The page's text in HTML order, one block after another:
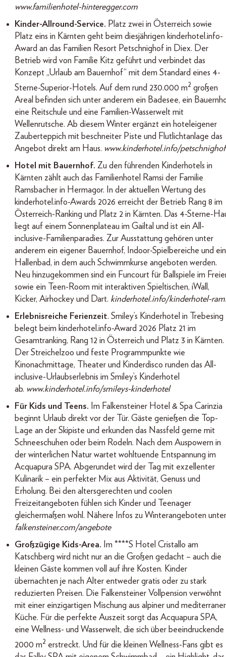
www.familienhotel-hinteregger.com
Kinder-Allround-Service. Platz zwei in Österreich sowie
Platz eins in Kärnten geht beim diesjährigen kinderhotel.info-
Award an das Familien Resort Petschnighof in Diex. Der
Betrieb wird von Familie Kitz geführt und verbindet das
Konzept „Urlaub am Bauernhof“ mit dem Standard eines 4-
Sterne-Superior-Hotels. Auf dem rund 230.000 m2 großen
Areal befinden sich unter anderem ein Badesee, ein
eine Reitschule und eine Familien-Wasserwelt mit
Wellenrutsche. Ab diesem Winter ergänzt ein hoteleigener
Zauberteppich mit beschneiter Piste und Flutlichtanlage das
Angebot direkt am Haus. www.kinderhotel.info/petschnighof
Hotel mit Bauernhof. Zu den führenden Kinderhotels in
Kärnten zählt auch das Familienhotel Ramsi der Familie
Ramsbacher in Hermagor. In der aktuellen Wertung des
kinderhotel.info-Awards 2026 erreicht der Betrieb Rang 8 im
Österreich-Ranking und Platz 2 in Kärnten. Das 4-Sterne-
liegt auf einem Sonnenplateau im Gailtal und ist ein All-
inclusive-Familienparadies. Zur Ausstattung gehören unter
anderem ein eigener Bauernhof, Indoor-Spielbereiche und ein
Hallenbad, in dem auch Schwimmkurse angeboten werden.
Neu hinzugekommen sind ein Funcourt für Ballspiele im
sowie ein Teen-Room mit interaktiven Spieltischen, iWall,
Kicker, Airhockey und Dart. kinderhotel.info/kinderhotel-
Erlebnisreiche Ferienzeit. Smiley’s Kinderhotel in Trebesing
belegt beim kinderhotel.info-Award 2026 Platz 21 im
Gesamtranking, Rang 12 in Österreich und Platz 3 in Kärnten.
Der Streichelzoo und feste Programmpunkte wie
Kinonachmittage, Theater und Kinderdisco runden das All-
inclusive-Urlaubserlebnis im Smiley’s Kinderhotel
ab. www.kinderhotel.info/smileys-kinderhotel
Für Kids und Teens. Im Falkensteiner Hotel & Spa Carinzia
beginnt Urlaub direkt vor der Tür. Gäste genießen die Top-
Lage an der Skipiste und erkunden das Nassfeld gerne mit
Schneeschuhen oder beim Rodeln. Nach dem Auspowern in
der winterlichen Natur wartet wohltuende Entspannung im
Acquapura SPA. Abgerundet wird der Tag mit exzellenter
Kulinarik – ein perfekter Mix aus Aktivität, Genuss und
Erholung. Bei den altersgerechten und coolen
Freizeitangeboten fühlen sich Kinder und Teenager
gleichermaßen wohl. Nähere Infos zu Winterangeboten
falkensteiner.com/angebote
Großzügige Kids-Area. Im ****S Hotel Cristallo am
Katschberg wird nicht nur an die Großen gedacht – auch die
kleinen Gäste kommen voll auf ihre Kosten. Kinder
übernachten je nach Alter entweder gratis oder zu stark
reduzierten Preisen. Die Falkensteiner Vollpension verwöhnt
mit einer einzigartigen Mischung aus alpiner und mediterraner
Küche. Für die perfekte Auszeit sorgt das Acquapura SPA,
eine Wellness- und Wasserwelt, die sich über beeindruckende
2000 m2 erstreckt. Und für die kleinen Wellness-Fans gibt es